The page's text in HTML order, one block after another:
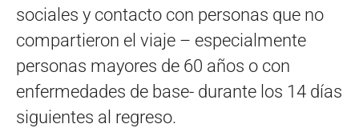
sociales y contacto con personas que no
compartieron el viaje – especialmente
personas mayores de 60 años o con
enfermedades de base- durante los 14 días
siguientes al regreso.